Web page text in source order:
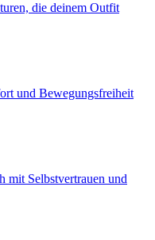
die deinem Outfit
und Bewegungsfreiheit
mit Selbstvertrauen und